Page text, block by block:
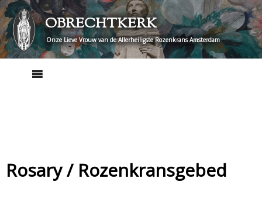
Skip
to
content
OBRECHTKERK
Onze Lieve Vrouw van de Allerheiligste Rozenkrans Amsterdam
Rosary / Rozenkransgebed